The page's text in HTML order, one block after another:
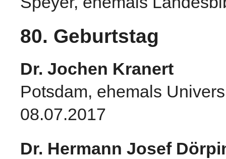
80. Geburtstag
Dr. Jochen Kranert
Potsdam, ehemals
08.07.2017
Dr. Hermann Josef